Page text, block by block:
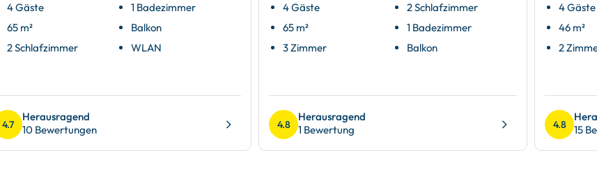
4 Gäste
65 m²
2 Schlafzimmer
1 Badezimmer
Balkon
WLAN
4.7
Herausragend
10 Bewertungen
4 Gäste
65 m²
3 Zimmer
2 Schlafzimmer
1 Badezimmer
Balkon
4.8
Herausragend
1 Bewertung
4 Gäste
46 m²
2
4.8
15